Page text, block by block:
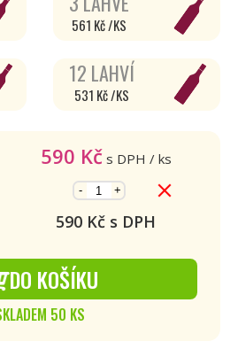
561 Kč /KS
12 LAHVÍ
531 Kč /KS
590 Kč s DPH / ks
- +
590 Kč s DPH
DO KOŠÍKU
50 KS